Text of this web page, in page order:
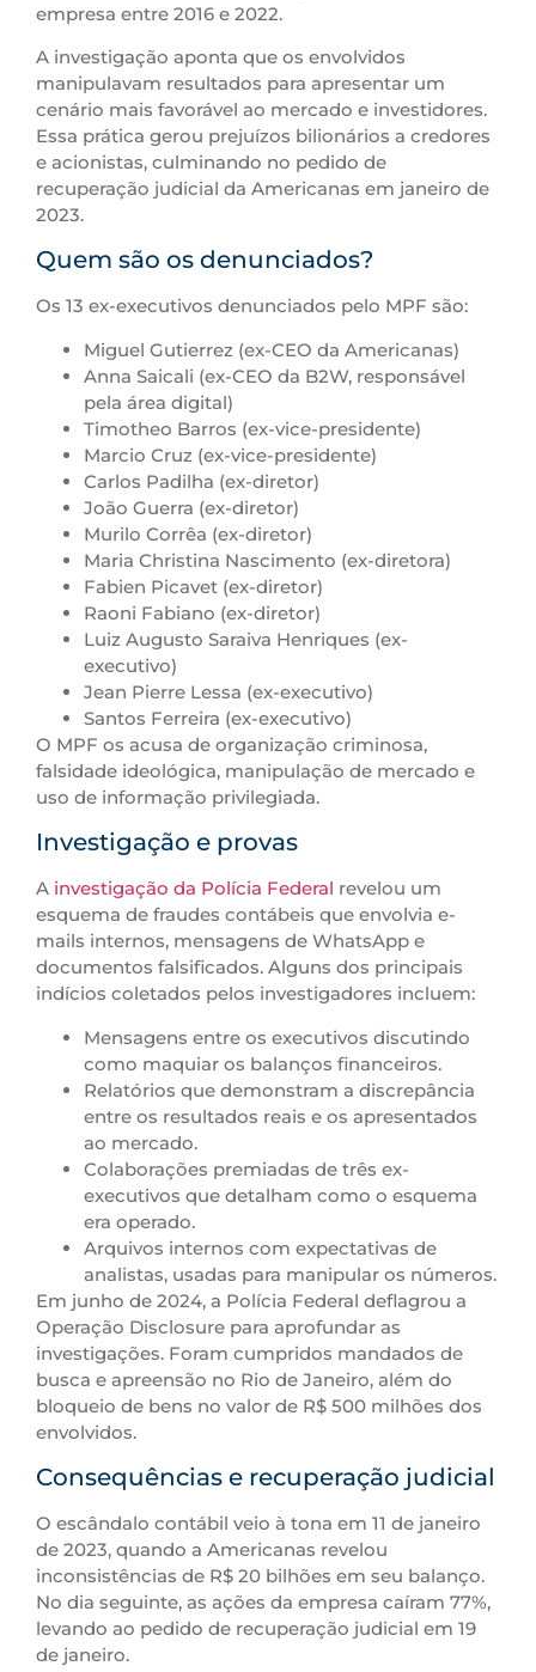
empresa entre 2016 e 2022.
A investigação aponta que os envolvidos
manipulavam resultados para apresentar um
cenário mais favorável ao mercado e investidores.
Essa prática gerou prejuízos bilionários a credores
e acionistas, culminando no pedido de
recuperação judicial da Americanas em janeiro de
2023.
Quem são os denunciados?
Os 13 ex-executivos denunciados pelo MPF são:
Miguel Gutierrez (ex-CEO da Americanas)
Anna Saicali (ex-CEO da B2W, responsável
pela área digital)
Timotheo Barros (ex-vice-presidente)
Marcio Cruz (ex-vice-presidente)
Carlos Padilha (ex-diretor)
João Guerra (ex-diretor)
Murilo Corrêa (ex-diretor)
Maria Christina Nascimento (ex-diretora)
Fabien Picavet (ex-diretor)
Raoni Fabiano (ex-diretor)
Luiz Augusto Saraiva Henriques (ex-
executivo)
Jean Pierre Lessa (ex-executivo)
Santos Ferreira (ex-executivo)
O MPF os acusa de organização criminosa,
falsidade ideológica, manipulação de mercado e
uso de informação privilegiada.
Investigação e provas
A investigação da Polícia Federal revelou um
esquema de fraudes contábeis que envolvia e-
mails internos, mensagens de WhatsApp e
documentos falsificados. Alguns dos principais
indícios coletados pelos investigadores incluem:
Mensagens entre os executivos discutindo
como maquiar os balanços financeiros.
Relatórios que demonstram a discrepância
entre os resultados reais e os apresentados
ao mercado.
Colaborações premiadas de três ex-
executivos que detalham como o esquema
era operado.
Arquivos internos com expectativas de
analistas, usadas para manipular os números.
Em junho de 2024, a Polícia Federal deflagrou a
Operação Disclosure para aprofundar as
investigações. Foram cumpridos mandados de
busca e apreensão no Rio de Janeiro, além do
bloqueio de bens no valor de R$ 500 milhões dos
envolvidos.
Consequências e recuperação judicial
O escândalo contábil veio à tona em 11 de janeiro
de 2023, quando a Americanas revelou
inconsistências de R$ 20 bilhões em seu balanço.
No dia seguinte, as ações da empresa caíram 77%,
levando ao pedido de recuperação judicial em 19
de janeiro.